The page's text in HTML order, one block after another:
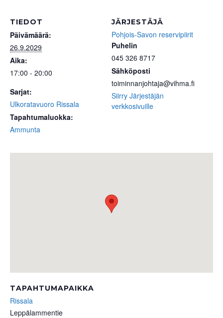
TIEDOT
Päivämäärä:
26.9.2029
Aika:
17:00 - 20:00
Sarjat:
Ulkoratavuoro Rissala
Tapahtumaluokka:
Ammunta
JÄRJESTÄJÄ
Pohjois-Savon reservipiirit
Puhelin
045 326 8717
Sähköposti
toiminnanjohtaja@vihma.fi
Siirry Järjestäjän
verkkosivuille
TAPAHTUMAPAIKKA
Rissala
Leppälammentie